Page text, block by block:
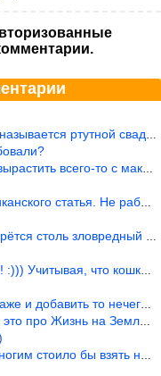
ртутной свадьбой, гр
всего-то с максимально р
статья. Не работает эта ф
зловредный феминизм?
что кошки 10-1
и добавить то нечего…
Жизнь на Земле. Супруж
бы взять на вооружение